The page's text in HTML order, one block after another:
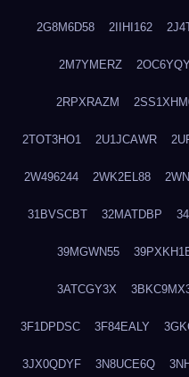
2G8M6D58 2IIHI162
2M7YMERZ
2RPXRAZM
2TOT3HO1 2U1JCAWR
2W496244 2WK2EL88
31BVSCBT 32MATDBP
39MGWN55
3ATCGY3X
3F1DPDSC 3F84EALY
3JX0QDYF 3N8UCE6Q